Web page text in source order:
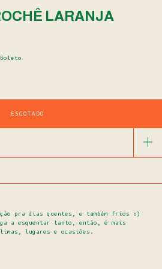
LARANJA
pra dias quentes, e também frios :)
a esquentar tanto, então, é mais
lugares e ocasiões.